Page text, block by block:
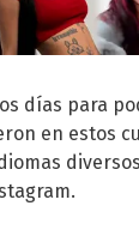
días para
en estos